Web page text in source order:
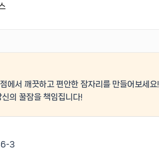
에서 깨끗하고 편안한 잠자리 를 만들어보세요!
의 꿀잠을 책임집니다!
3